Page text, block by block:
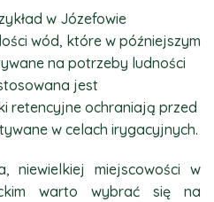
w Józefowie
wód, które w późniejszym
na potrzeby ludności
jest
retencyjne ochraniają przed
w celach irygacyjnych.
niewielkiej miejscowości w
warto wybrać się na